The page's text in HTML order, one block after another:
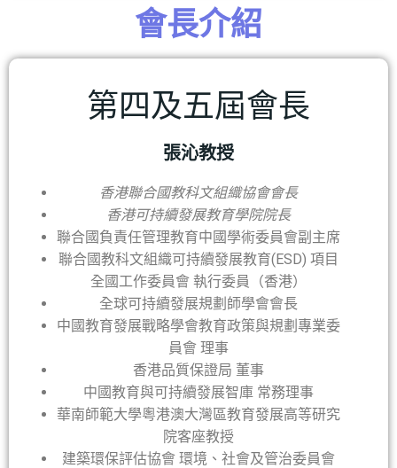
會長介紹
第四及五屆會長
張沁教授
香港聯合國教科文組織協會會長
香港可持續發展教育學院院長
聯合國負責任管理教育中國學術委員會副主席
聯合國教科文組織可持續發展教育(ESD) 項目
全國工作委員會 執行委員（香港）
全球可持續發展規劃師學會會長
中國教育發展戰略學會教育政策與規劃專業委
員會 理事
香港品質保證局 董事
中國教育與可持續發展智庫 常務理事
華南師範大學粵港澳大灣區教育發展高等研究
院客座教授
建築環保評估協會 環境、社會及管治委員會